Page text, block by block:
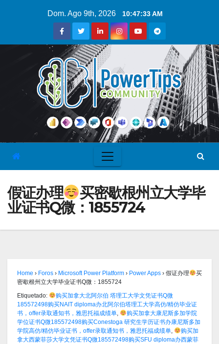
Dom. Ago 9th, 2026 10:47:34 AM
假证办理
买密歇根州立大学毕
业证书Q微：1855724
Home › Foros › Microsoft Power Platform › Power Apps › 假证办理
买
密歇根州立大学毕业证书Q微：1855724
Etiquetado:
购买加拿大北阿尔伯 塔理工大学文凭证书Q微
185572498购买NAIT diploma办北阿尔伯塔理工大学高仿/精仿毕业证
书，offer录取通知书，雅思托福成绩单,
购买加拿大康尼斯多加学院
学位证书Q微185572498购买Conestoga 研究生学历证书办康尼斯多加
学院高仿/精仿毕业证书，offer录取通知书，雅思托福成绩单,
购买加
拿大西蒙菲莎大学文凭证书Q微185572498购买SFU diploma办西蒙菲